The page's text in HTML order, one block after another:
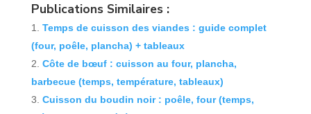
Publications Similaires :
Temps de cuisson des viandes : guide complet
(four, poêle, plancha) + tableaux
Côte de bœuf : cuisson au four, plancha,
barbecue (temps, température, tableaux)
Cuisson du boudin noir : poêle, four (temps,